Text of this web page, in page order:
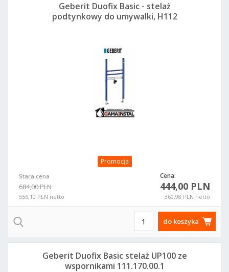
Promocja
Stara cena
684,00 PLN
556,10 PLN netto
Cena:
444,00 PLN
360,98 PLN netto
Geberit Duofix Basic - stelaż
podtynkowy do umywalki, H112
do koszyka
Geberit Duofix Basic stelaż UP100 ze
wspornikami 111.170.00.1